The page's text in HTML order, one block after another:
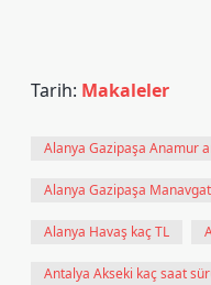
Tarih: Makaleler
Alanya Gazipaşa Anamur
Alanya Gazipaşa
Alanya Havaş kaç TL
Antalya Akseki kaç saat